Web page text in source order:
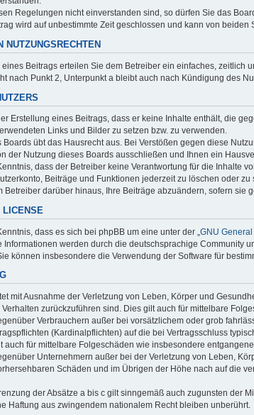
Regelungen nicht einverstanden sind, so dürfen Sie das
wird auf unbestimmte Zeit geschlossen und kann von
NUTZUNGSRECHTEN
eines Beitrags erteilen Sie dem Betreiber ein einfaches,
nach Punkt 2, Unterpunkt a bleibt auch nach Kündigung des
Erstellung eines Beitrags, dass er keine Inhalte enthält, die
Links und Bilder zu setzen bzw. zu verwenden.
Boards übt das Hausrecht aus. Bei Verstößen gegen diese
der Nutzung dieses Boards ausschließen und Ihnen ein
dass der Betreiber keine Verantwortung für die Inhalte
Beiträge und Funktionen jederzeit zu löschen oder zu
Betreiber darüber hinaus, Ihre Beiträge abzuändern, sofern
LICENSE
dass es sich bei phpBB um eine unter der „ GNU
Informationen werden durch die deutschsprachige Community
können insbesondere die Verwendung der Software für
mit Ausnahme der Verletzung von Leben, Körper und
zurückzuführen sind. Dies gilt auch für mittelbare
Verbrauchern außer bei vorsätzlichem oder grob
(Kardinalpflichten) auf die bei Vertragsschluss
auch für mittelbare Folgeschäden wie insbesondere
Unternehmern außer bei der Verletzung von Leben,
Schäden und im Übrigen der Höhe nach auf die
der Absätze a bis c gilt sinngemäß auch zugunsten der
Haftung aus zwingendem nationalem Recht bleiben unberührt.